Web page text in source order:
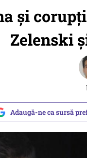
și
Zelenski
Adaugă-ne ca sursă